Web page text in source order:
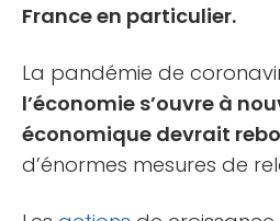
France en particulier.
La pandémie de
l’économie s’ouvre à
économique devrait
d’énormes mesures de